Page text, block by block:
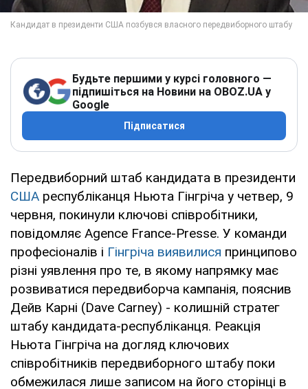
Будьте першими у курсі головного —
підпишіться на Новини на OBOZ.UA у
Google
Підписатися
Передвиборний штаб кандидата в президенти
США республіканця Ньюта Гінгріча у четвер, 9
червня, покинули ключові співробітники,
повідомляє Agence France-Presse. У команди
професіоналів і Гінгріча виявилися принципово
різні уявлення про те, в якому напрямку має
розвиватися передвиборча кампанія, пояснив
Дейв Карні (Dave Carney) - колишній стратег
штабу кандидата-республіканця. Реакція
Ньюта Гінгріча на догляд ключових
співробітників передвиборного штабу поки
обмежилася лише записом на його сторінці в